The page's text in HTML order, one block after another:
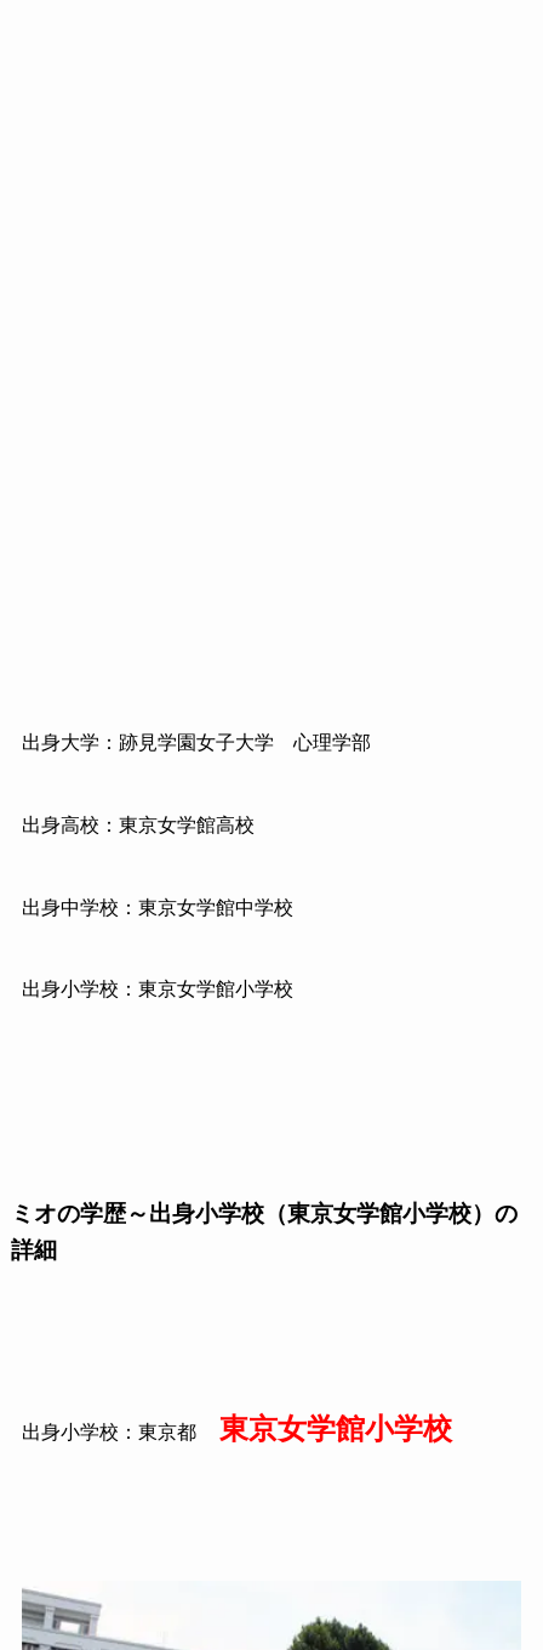
出身大学：跡見学園女子大学 心理学部
出身高校：東京女学館高校
出身中学校：東京女学館中学校
出身小学校：東京女学館小学校
ミオの学歴～出身小学校（東京女学館小学校）の
詳細
出身小学校：東京都 東京女学館小学校